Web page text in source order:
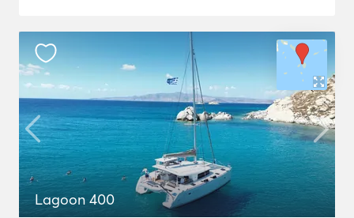
Lagoon 400